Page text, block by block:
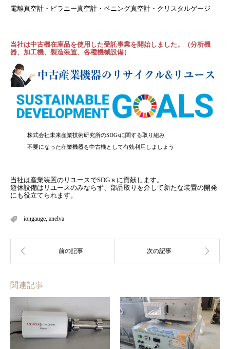
電離真空計・ピラニー真空計・ペニング真空計・クリスタルゲージ
当社は中古機在庫品を使用した受託事業を開始しました。（分析機
器、加工機、製造装置、各種機械設備）
株式会社未来産業技術研究所のSDGsに関する取り組み
不要になった産業機器を中古機として有効利用しましょう
当社は産業装置のリユースでSDGｓに貢献します。
遊休設備はリユースのみならず、部品取りを介して新たな装置の開発
にも役立てられます。
iongauge, anelva
関連記事